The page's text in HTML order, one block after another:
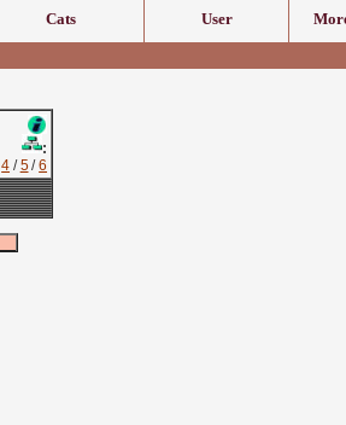
Cats User
:
4 /5/6